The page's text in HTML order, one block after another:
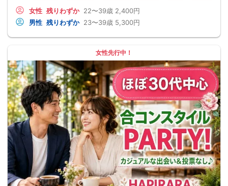
女性 残りわずか 22〜39歳 2,400円
男性 残りわずか 23〜39歳 5,300円
女性先行中！